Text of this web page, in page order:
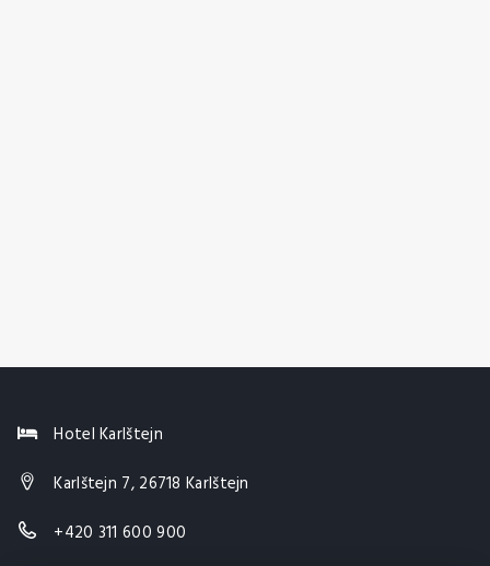
Hotel Karlštejn
Karlštejn 7, 26718 Karlštejn
+420 311 600 900